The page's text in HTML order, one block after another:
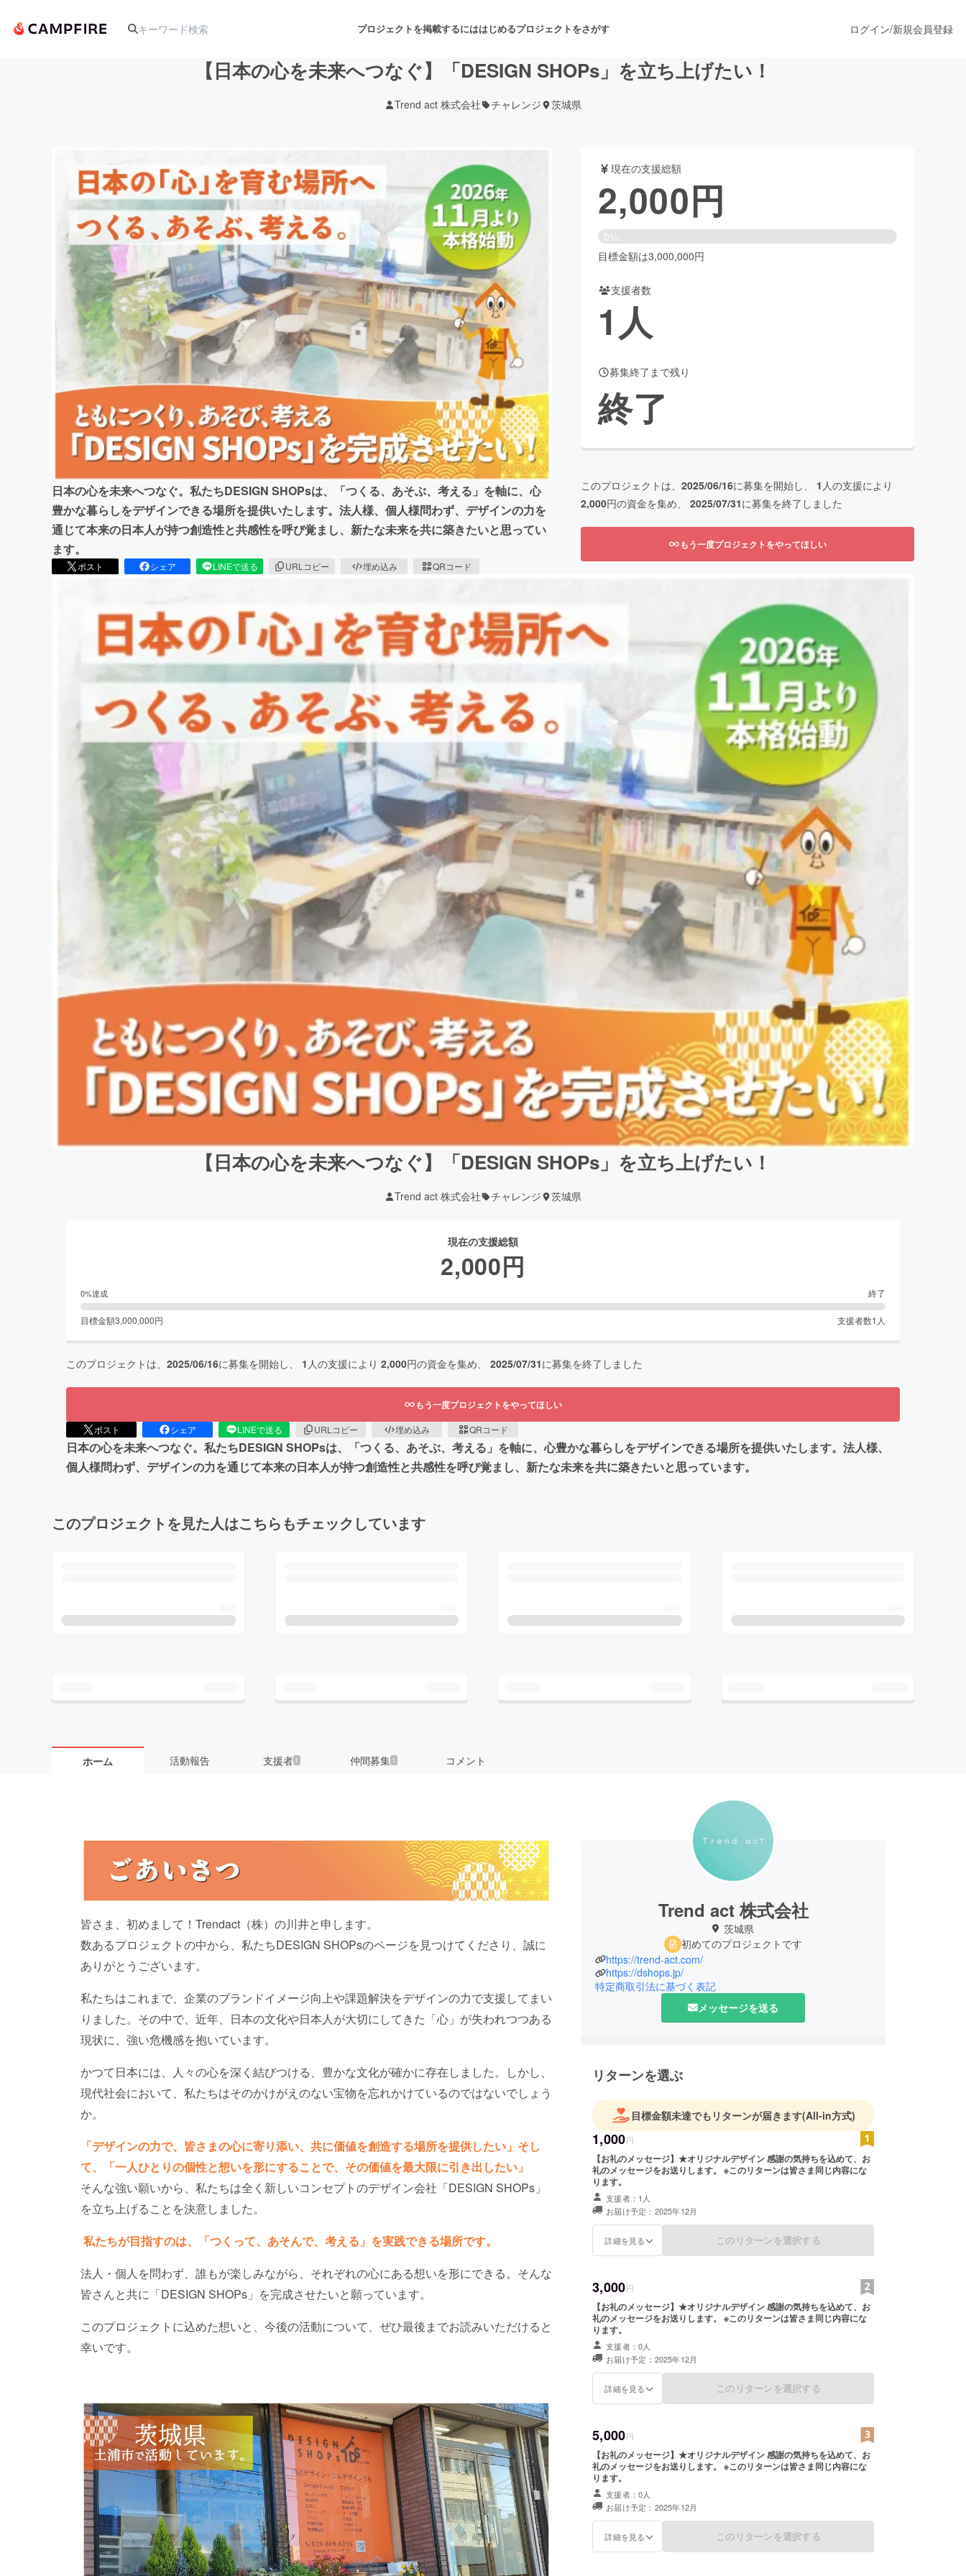
プロジェクトを掲載するにははじめるプロジェクトをさがす
アート・写真 音楽 舞台・パフォーマンス
テクノロジー・ガジェット ゲーム・サービス開発 フード・飲食店
映像・映画 書籍・雑誌出版
ビジネス・起業 チャレンジ ビューティー・ヘルスケア
まちづくり・地域活性化
CAMPFIRE for Social GoodCAMPFIRE Creation
CAMPFIREふるさと納税machi-yaコミュニティ
ログイン/新規会員登録
【日本の心を未来へつなぐ】「DESIGN SHOPs」を立ち上げたい！
Trend act 株式会社 チャレンジ 茨城県
日本の心を未来へつなぐ。私たちDESIGN SHOPsは、「つくる、あそぶ、考える」を軸に、心
豊かな暮らしをデザインできる場所を提供いたします。法人様、個人様問わず、デザインの力を
通じて本来の日本人が持つ創造性と共感性を呼び覚まし、新たな未来を共に築きたいと思ってい
ます。
ポスト シェア LINEで送る URLコピー 埋め込み QRコード
現在の支援総額
2,000円
0%
目標金額は3,000,000円
支援者数
1人
募集終了まで残り
終了
このプロジェクトは、 2025/06/16に募集を開始し、 1 人の支援により
2,000円の資金を集め、 2025/07/31に募集を終了しました
もう一度プロジェクトをやってほしい
【日本の心を未来へつなぐ】「DESIGN SHOPs」を立ち上げたい！
Trend act 株式会社 チャレンジ 茨城県
現在の支援総額
2,000円
0%達成 終了
目標金額3,000,000円 支援者数1 人
このプロジェクトは、 2025/06/16に募集を開始し、 1 人の支援により 2,000円の資金を集め、 2025/07/31に募集を終了しました
もう一度プロジェクトをやってほしい
ポスト シェア LINEで送る URLコピー 埋め込み QRコード
日本の心を未来へつなぐ。私たちDESIGN SHOPsは、「つくる、あそぶ、考える」を軸に、心豊かな暮らしをデザインできる場所を提供いたします。法人様、
個人様問わず、デザインの力を通じて本来の日本人が持つ創造性と共感性を呼び覚まし、新たな未来を共に築きたいと思っています。
このプロジェクトを見た人はこちらもチェックしています
ホーム 活動報告 支援者 1 仲間募集 1 コメント
皆さま、初めまして！Trendact（株）の川井と申します。
数あるプロジェクトの中から、私たちDESIGN SHOPsのページを見つけてくださり、誠に
ありがとうございます。
私たちはこれまで、企業のブランドイメージ向上や課題解決をデザインの力で支援してまい
りました。その中で、近年、日本の文化や日本人が大切にしてきた「心」が失われつつある
現状に、強い危機感を抱いています。
かつて日本には、人々の心を深く結びつける、豊かな文化が確かに存在しました。しかし、
現代社会において、私たちはそのかけがえのない宝物を忘れかけているのではないでしょう
か。
「デザインの力で、皆さまの心に寄り添い、共に価値を創造する場所を提供したい」そし
て、「一人ひとりの個性と想いを形にすることで、その価値を最大限に引き出したい」
そんな強い願いから、私たちは全く新しいコンセプトのデザイン会社「DESIGN SHOPs」
を立ち上げることを決意しました。
私たちが目指すのは、「つくって、あそんで、考える」を実践できる場所です。
法人・個人を問わず、誰もが楽しみながら、それぞれの心にある想いを形にできる。そんな
皆さんと共に「DESIGN SHOPs」を完成させたいと願っています。
このプロジェクトに込めた想いと、今後の活動について、ぜひ最後までお読みいただけると
幸いです。
Trend act 株式会社
茨城県
初めてのプロジェクトです
https://trend-act.com/
https://dshops.jp/
特定商取引法に基づく表記
メッセージを送る
リターンを選ぶ
目標金額未達でもリターンが届きます(All-in方式)
1,000円
【お礼のメッセージ】★オリジナルデザイン 感謝の気持ちを込めて、お
礼のメッセージをお送りします。 ※このリターンは皆さま同じ内容にな
ります。
支援者：1人
お届け予定：2025年12月
詳細を見る このリターンを選択する
3,000円
【お礼のメッセージ】★オリジナルデザイン 感謝の気持ちを込めて、お
礼のメッセージをお送りします。 ※このリターンは皆さま同じ内容にな
ります。
支援者：0人
お届け予定：2025年12月
詳細を見る このリターンを選択する
5,000円
【お礼のメッセージ】★オリジナルデザイン 感謝の気持ちを込めて、お
礼のメッセージをお送りします。 ※このリターンは皆さま同じ内容にな
ります。
支援者：0人
お届け予定：2025年12月
詳細を見る このリターンを選択する